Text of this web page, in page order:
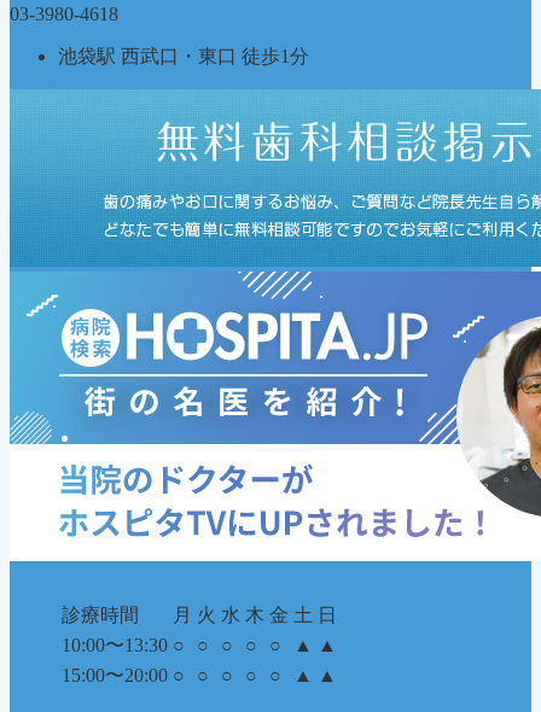
03-3980-4618
池袋駅 西武口・東口 徒歩1分
診療時間 月 火 水 木 金 土 日
10:00〜13:30 ○ ○ ○ ○ ○ ▲ ▲
15:00〜20:00 ○ ○ ○ ○ ○ ▲ ▲